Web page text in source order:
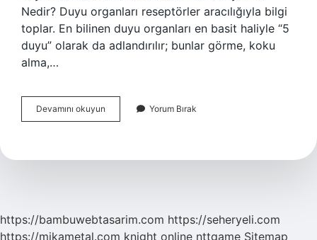
Nedir? Duyu organları reseptörler aracılığıyla bilgi
toplar. En bilinen duyu organları en basit haliyle “5
duyu” olarak da adlandırılır; bunlar görme, koku
alma,…
Devamını okuyun Öğrenme
En
Duyu
Yorum Bırak
https://bambuwebtasarim.com https://seheryeli.com
https://mikametal.com knight online nttgame Sitemap